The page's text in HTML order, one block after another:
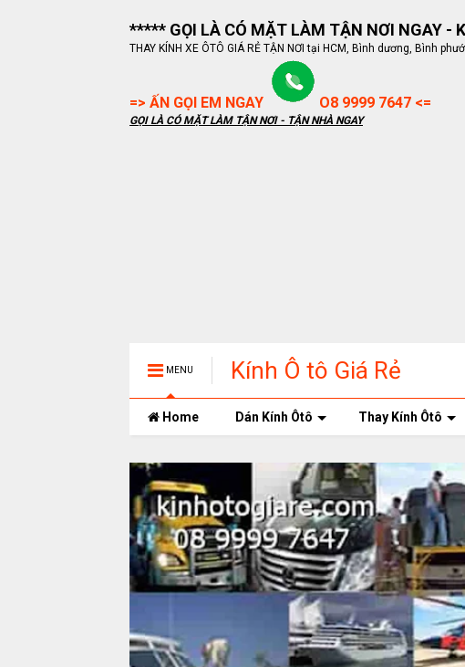
***** GỌI LÀ CÓ MẶT LÀM TẬN NƠI NGAY -
THAY KÍNH XE ÔTÔ GIÁ RẺ TẬN NƠI tại HCM, Bình dương, Bình
=> ẤN GỌI EM NGAY O8 9999 7647 <=
GỌI LÀ CÓ MẶT LÀM TẬN NƠI - TẬN NHÀ NGAY
MENU Kính Ô tô Giá Rẻ
Home Dán Kính Ôtô Thay Kính Ôtô